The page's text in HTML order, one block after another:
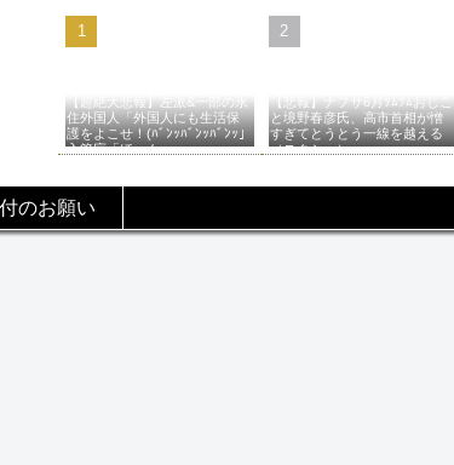
【超絶大悲報】左派&一部の永
住外国人「外国人にも生活保
護をよこせ！(ﾊﾞﾝｯﾊﾞﾝｯﾊﾞﾝｯ」
入管庁「ほーん…」→
【悲報】ナフサ6月ﾂﾑﾂﾑおじこ
と境野春彦氏、高市首相が憎
すぎてとうとう一線を越える
（スクショ）
のお願い